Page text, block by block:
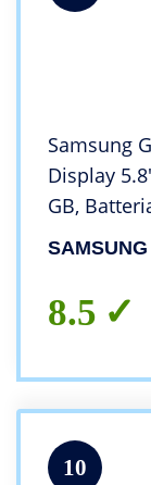
Samsung
Display
GB,
Android 9
SAMSUNG
8.5
10